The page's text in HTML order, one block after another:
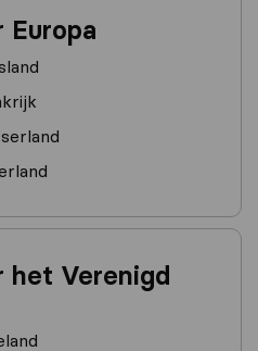
Europa
het Verenigd